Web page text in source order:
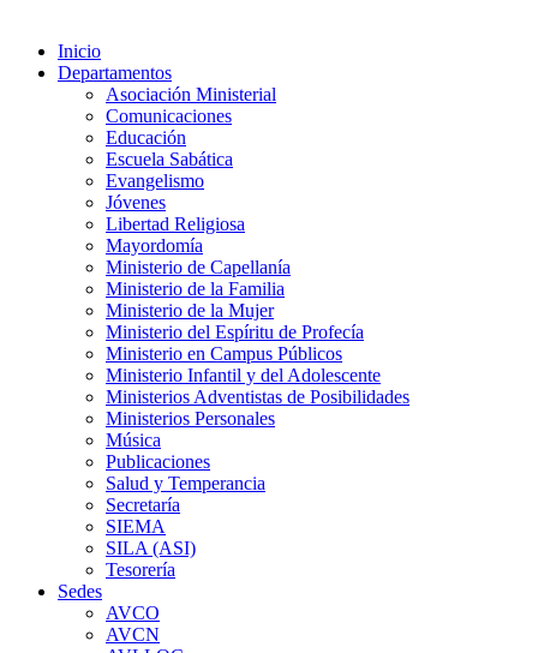
Inicio
Departamentos
Asociación Ministerial
Comunicaciones
Educación
Escuela Sabática
Evangelismo
Jóvenes
Libertad Religiosa
Mayordomía
Ministerio de Capellanía
Ministerio de la Familia
Ministerio de la Mujer
Ministerio del Espíritu de Profecía
Ministerio en Campus Públicos
Ministerio Infantil y del Adolescente
Ministerios Adventistas de Posibilidades
Ministerios Personales
Música
Publicaciones
Salud y Temperancia
Secretaría
SIEMA
SILA (ASI)
Tesorería
Sedes
AVCO
AVCN